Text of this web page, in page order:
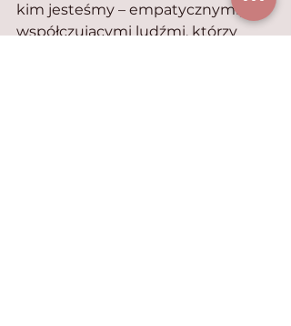
kim jesteśmy – empatycznymi,
współczującymi ludźmi, którzy